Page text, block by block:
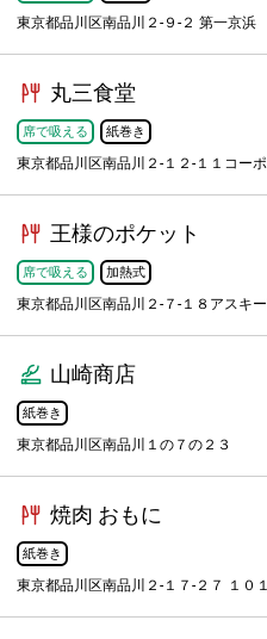
東京都品川区南品川２-９-２ 第一京浜
丸三食堂
席で吸える 紙巻き
東京都品川区南品川２-１２-１１コー
王様のポケット
席で吸える 加熱式
東京都品川区南品川２-７-１８アスキ
山崎商店
紙巻き
東京都品川区南品川１の７の２３
焼肉 おもに
紙巻き
東京都品川区南品川２-１７-２７ １０１